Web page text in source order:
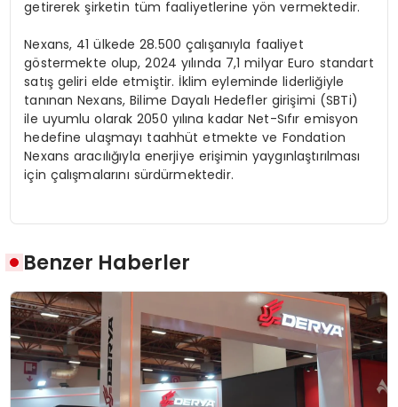
getirerek şirketin tüm faaliyetlerine yön vermektedir.
Nexans, 41 ülkede 28.500 çalışanıyla faaliyet
göstermekte olup, 2024 yılında 7,1 milyar Euro standart
satış geliri elde etmiştir. İklim eyleminde liderliğiyle
tanınan Nexans, Bilime Dayalı Hedefler girişimi (SBTi)
ile uyumlu olarak 2050 yılına kadar Net-Sıfır emisyon
hedefine ulaşmayı taahhüt etmekte ve Fondation
Nexans aracılığıyla enerjiye erişimin yaygınlaştırılması
için çalışmalarını sürdürmektedir.
Benzer Haberler